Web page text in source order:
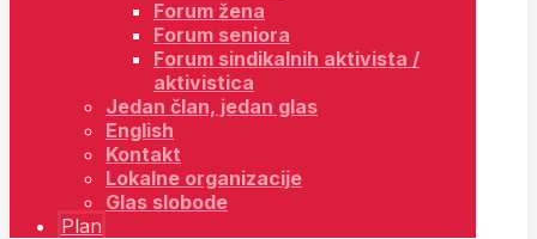
Forum žena
Forum seniora
Forum sindikalnih aktivista /
aktivistica
Jedan član, jedan glas
English
Kontakt
Lokalne organizacije
Glas slobode
Plan